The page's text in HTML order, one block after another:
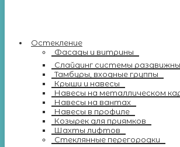
Остекление
Фасады и витрины
Слайдинг системы
Тамбуры, входные группы
Крыши и навесы
Навесы на металлическом
Навесы на вантах
Навесы в профиле
Козырек для приямков
Шахты лифтов
Стеклянные перегородки